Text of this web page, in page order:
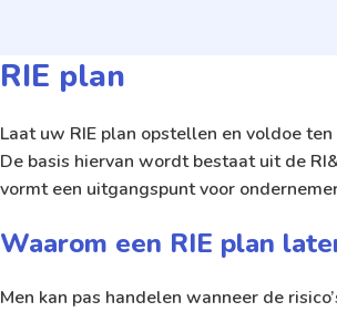
RIE plan
Laat uw RIE plan opstellen en voldoe
De basis hiervan wordt bestaat uit de
vormt een uitgangspunt voor
Waarom een RIE plan
Men kan pas handelen wanneer de